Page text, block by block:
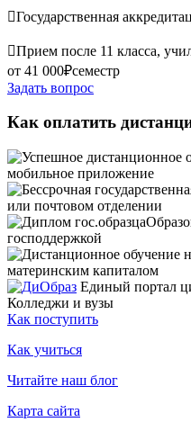
Государственная
Прием после 11 класса,
от 41 000₽семестр
Задать вопрос
Как оплатить
мобильное приложение
или почтовом отделении
господдержкой
материнским капиталом
Единый портал
Колледжи и вузы
Как поступить
Как учиться
Читайте наш блог
Карта сайта